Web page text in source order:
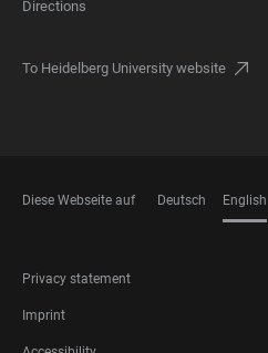
Directions
To Heidelberg University website
Diese Webseite auf Deutsch English
FOOTER
LEGAL
Privacy statement
Imprint